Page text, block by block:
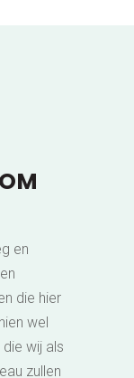
en
die hier
wel
wij als
zullen